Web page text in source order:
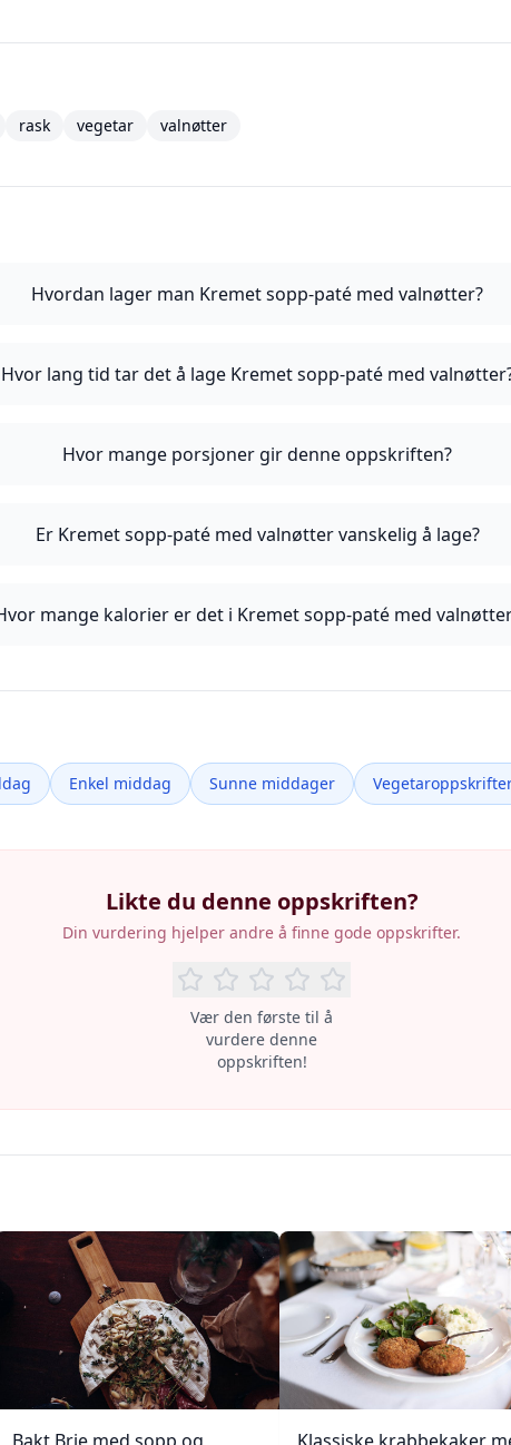
rask vegetar valnøtter
Hvordan lager man Kremet sopp-paté med valnøtter?
Hvor lang tid tar det å lage Kremet sopp-paté med
Hvor mange porsjoner gir denne oppskriften?
Er Kremet sopp-paté med valnøtter vanskelig å lage?
mange kalorier er det i Kremet sopp-paté med
Enkel middag Sunne middager
Likte du denne oppskriften?
Din vurdering hjelper andre å finne gode oppskrifter.
Vær den første til å
vurdere denne
oppskriften!